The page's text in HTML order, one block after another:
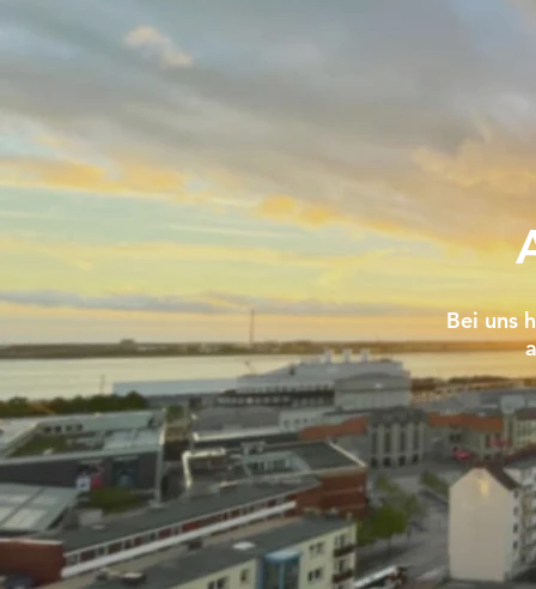
Bei uns